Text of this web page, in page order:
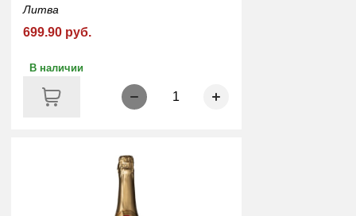
Литва
699.90 руб.
В наличии
1